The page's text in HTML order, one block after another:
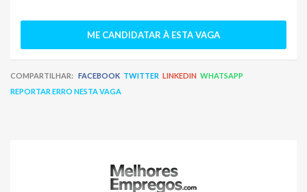
ME CANDIDATAR À ESTA VAGA
COMPARTILHAR: FACEBOOK TWITTER LINKEDIN WHATSAPP
REPORTAR ERRO NESTA VAGA